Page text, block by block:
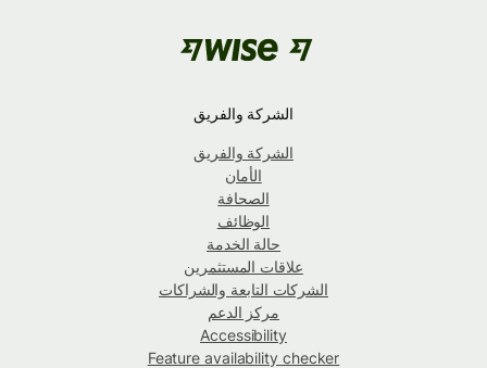
الشركة والفريق
الشركة والفريق
الأمان
الصحافة
الوظائف
حالة الخدمة
علاقات المستثمرين
الشركات التابعة والشراكات
مركز الدعم
Accessibility
Feature availability checker